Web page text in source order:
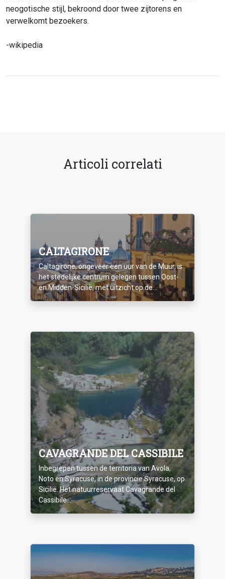
neogotische stijl, bekroond door twee zijtorens en
verwelkomt bezoekers.
-wikipedia
Articoli correlati
CALTAGIRONE
Caltagirone, ongeveer een uur van de Muur, is
het stedelijke centrum gelegen tussen Oost-
en Midden-Sicilië, met uitzicht op de...
CAVAGRANDE DEL CASSIBILE
Inbegrepen tussen de territoria van Avola,
Noto en Syracuse, in de provincie Syracuse, op
Sicilië. Het natuurreservaat Cavagrande del
Cassibile...